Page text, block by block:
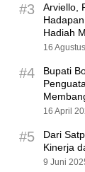
#3
Arviello,
Hadiah
16
#4
Bupati
16 April
#5
Dari
Kinerja
9 Juni